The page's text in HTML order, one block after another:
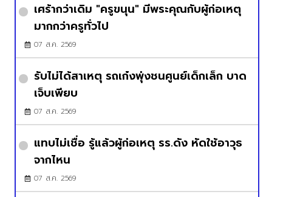
เศร้ากว่าเดิม "ครูขนุน" มีพระคุณกับผู้ก่อเหตุ
มากกว่าครูทั่วไป
07 ส.ค. 2569
รับไม่ได้สาเหตุ รถเก๋งพุ่งชนศูนย์เด็กเล็ก บาด
เจ็บเพียบ
07 ส.ค. 2569
แทบไม่เชื่อ รู้แล้วผู้ก่อเหตุ รร.ดัง หัดใช้อาวุธ
จากไหน
07 ส.ค. 2569